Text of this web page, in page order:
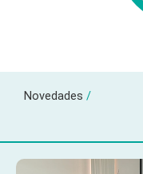
Novedades /